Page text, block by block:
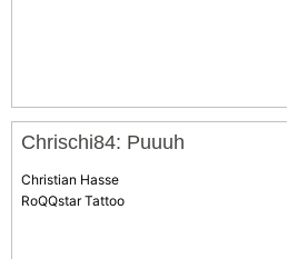
Chrischi84: Puuuh
Christian Hasse
RoQQstar Tattoo